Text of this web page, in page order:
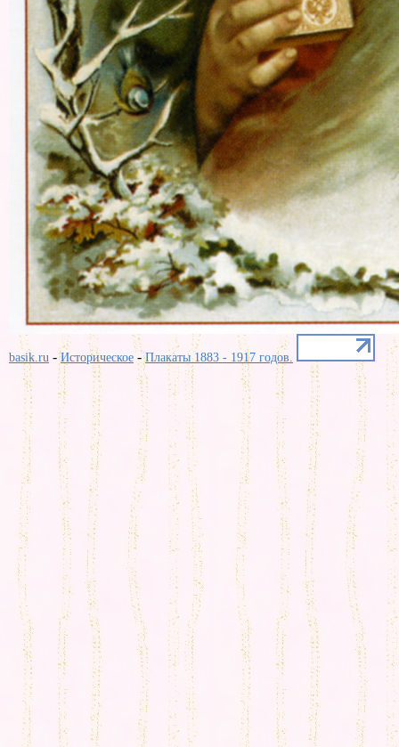
basik.ru -Историческое-Плакаты 1883 - 1917 годов.